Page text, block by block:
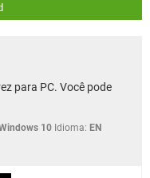
para PC. Você pode
10 Idioma: EN